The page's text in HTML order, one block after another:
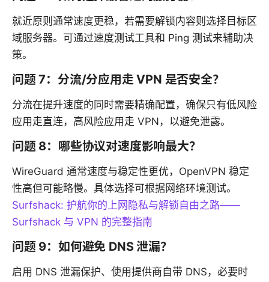
就近原则通常速度更稳，若需要解锁内容则选择目标区
域服务器。可通过速度测试工具和 Ping 测试来辅助决
策。
问题 7：分流/分应用走 VPN 是否安全？
分流在提升速度的同时需要精确配置，确保只有低风险
应用走直连，高风险应用走 VPN，以避免泄露。
问题 8：哪些协议对速度影响最大？
WireGuard 通常速度与稳定性更优，OpenVPN 稳定
性高但可能略慢。具体选择可根据网络环境测试。
Surfshack: 护航你的上网隐私与解锁自由之路——
Surfshack 与 VPN 的完整指南
问题 9：如何避免 DNS 泄漏？
启用 DNS 泄漏保护、使用提供商自带 DNS，必要时